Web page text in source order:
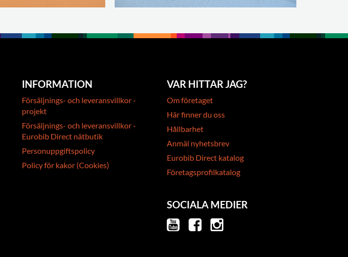
INFORMATION
Försäljnings- och leveransvillkor -
projekt
Försäljnings- och leveransvillkor -
Eurobib Direct nätbutik
Personuppgiftspolicy
Policy för kakor (Cookies)
VAR HITTAR JAG?
Om företaget
Här finner du oss
Hållbarhet
Anmäl nyhetsbrev
Eurobib Direct katalog
Företagsprofilkatalog
SOCIALA MEDIER